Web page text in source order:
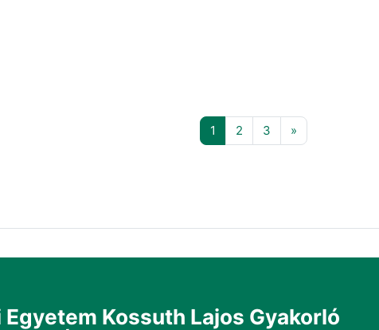
1 1 oldal
22 oldal
33 oldal
»Következő oldal
Kossuth Lajos Gyakorló